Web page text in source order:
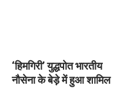
‘हिमगिरी’ युद्धपोत भारतीय
नौसेना के बेड़े में हुआ शामिल